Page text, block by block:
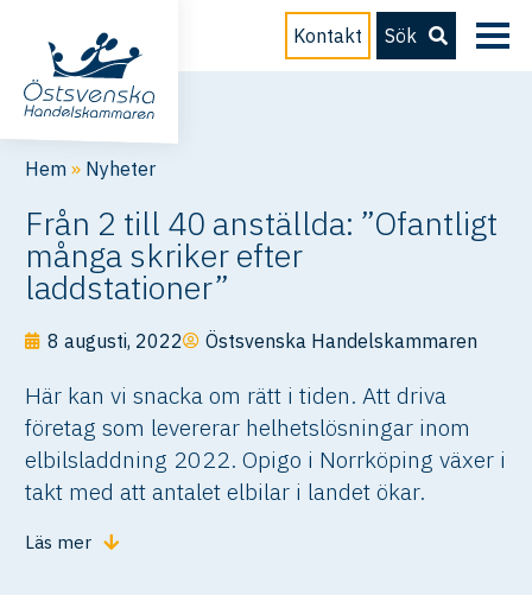
Kontakt Sök
Hem » Nyheter
Från 2 till 40 anställda: ”Ofantligt
många skriker efter
laddstationer”
8 augusti, 2022 Östsvenska Handelskammaren
Här kan vi snacka om rätt i tiden. Att driva
företag som levererar helhetslösningar inom
elbilsladdning 2022. Opigo i Norrköping växer i
takt med att antalet elbilar i landet ökar.
Läs mer